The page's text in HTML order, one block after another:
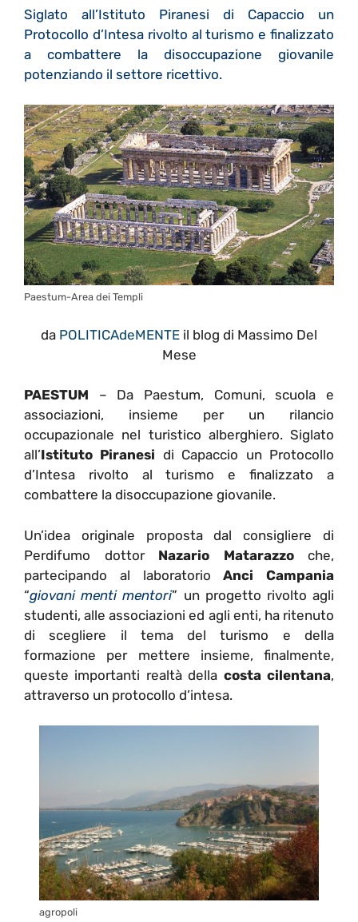
Siglato all’Istituto Piranesi di Capaccio un
Protocollo d’Intesa rivolto al turismo e finalizzato
a combattere la disoccupazione giovanile
potenziando il settore ricettivo.
Paestum-Area dei Templi
da POLITICAdeMENTE il blog di Massimo Del
Mese
PAESTUM – Da Paestum, Comuni, scuola e
associazioni, insieme per un rilancio
occupazionale nel turistico alberghiero. Siglato
all’Istituto Piranesi di Capaccio un Protocollo
d’Intesa rivolto al turismo e finalizzato a
combattere la disoccupazione giovanile.
Un’idea originale proposta dal consigliere di
Perdifumo dottor Nazario Matarazzoche,
partecipando al laboratorioAnci Campania
“giovani menti mentori” un progetto rivolto agli
studenti, alle associazioni ed agli enti, ha ritenuto
di scegliere il tema del turismo e della
formazione per mettere insieme, finalmente,
queste importanti realtà della costa cilentana,
attraverso un protocollo d’intesa.
agropoli